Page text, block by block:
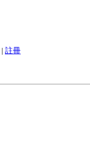
| 註冊